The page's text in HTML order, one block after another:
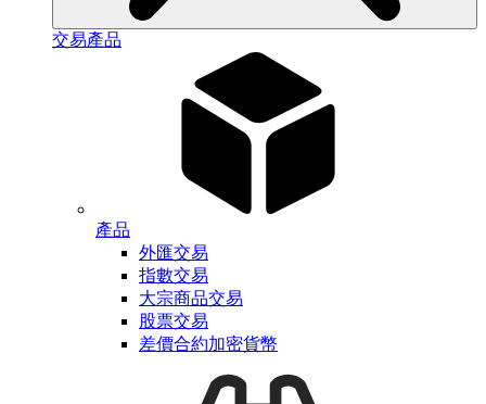
交易產品
產品
外匯交易
指數交易
大宗商品交易
股票交易
差價合約加密貨幣